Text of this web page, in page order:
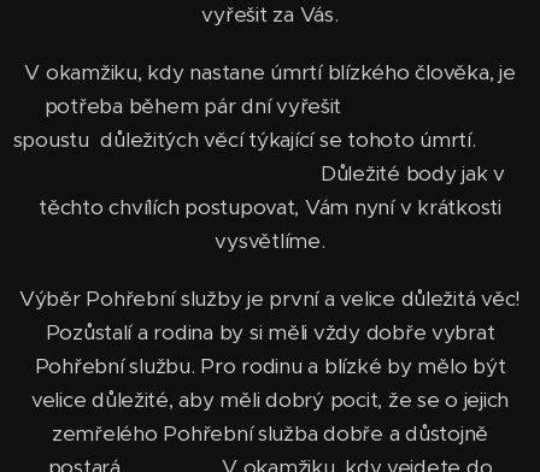
vyřešit za Vás.
V okamžiku, kdy nastane úmrtí blízkého člověka, je
potřeba během pár dní vyřešit
spoustu důležitých věcí týkající se tohoto úmrtí.
Důležité body jak v
těchto chvílích postupovat, Vám nyní v krátkosti
vysvětlíme.
Výběr Pohřební služby je první a velice důležitá věc!
Pozůstalí a rodina by si měli vždy dobře vybrat
Pohřební službu. Pro rodinu a blízké by mělo být
velice důležité, aby měli dobrý pocit, že se o jejich
zemřelého Pohřební služba dobře a důstojně